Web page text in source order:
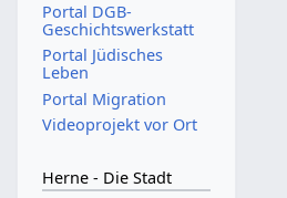
Portal DGB-
Geschichtswerkstatt
Portal Jüdisches
Leben
Portal Migration
Videoprojekt vor Ort
Herne - Die Stadt